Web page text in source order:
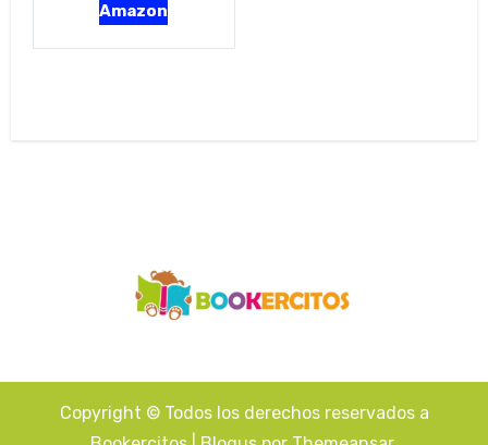
Amazon
Copyright © Todos los derechos reservados a